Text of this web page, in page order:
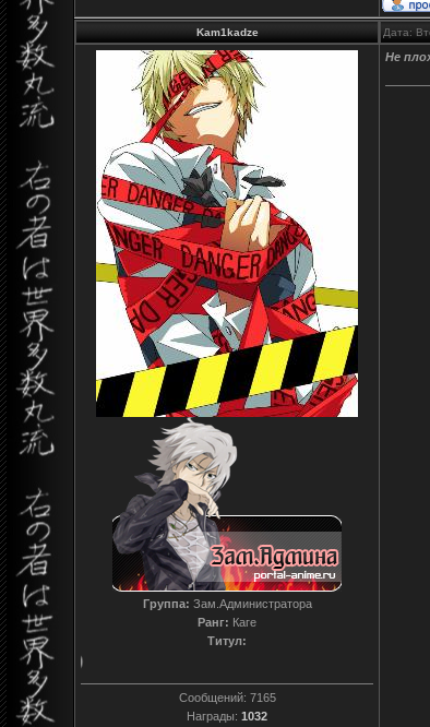
Kam1kadze Дата:
Группа: Зам.Администратора
Ранг: Каге
Титул:
Сообщений: 7165
Награды: 1032
Не